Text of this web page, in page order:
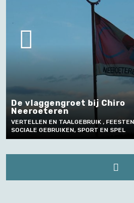
De vlaggengroet bij Chiro
Neeroeteren
VERTELLEN EN TAALGEBRUIK ,
SOCIALE GEBRUIKEN, SPORT EN SPEL